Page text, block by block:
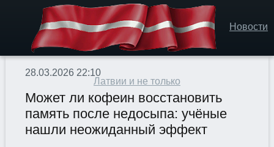
Новости
Латвии и не только
28.03.2026 22:10
Может ли кофеин восстановить
память после недосыпа: учёные
нашли неожиданный эффект